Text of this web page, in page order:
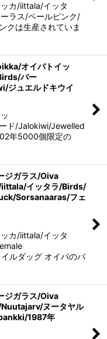
カ/iittala/イッタ
ラス/ペールピンク/
クは生産されていま
オイバトイッ
バー
ジュエルドキウイ
ド/Jalokiwi/Jewelled
年5000個限定の
ジガラス/Oiva
iittala/イッタラ/Birds/
Sorsanaaras/フェ
カ/iittala/イッタ
ルダッグ オイバのバ
ジガラス/Oiva
ヌータヤル
1987年